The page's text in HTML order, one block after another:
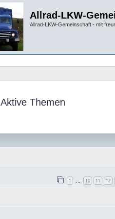
Allrad-LKW-
Allrad-LKW-Gemeinschaft - mit
Aktive Themen
1 10 11 12